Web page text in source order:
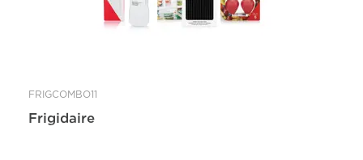
FRIGCOMBO11
Frigidaire